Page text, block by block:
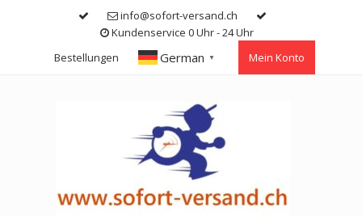
info@sofort-versand.ch
Kundenservice 0 Uhr - 24 Uhr
Bestellungen
German ▼ Mein Konto